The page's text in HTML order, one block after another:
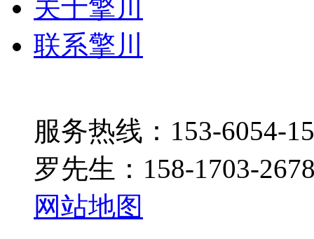
关于擎川
联系擎川
服务热线：153-6054-
罗先生：158-1703-
网站地图